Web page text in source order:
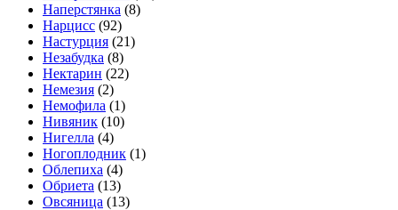
Наперстянка (8)
Нарцисс (92)
Настурция (21)
Незабудка (8)
Нектарин (22)
Немезия (2)
Немофила (1)
Нивяник (10)
Нигелла (4)
Ногоплодник (1)
Облепиха (4)
Обриета (13)
Овсяница (13)